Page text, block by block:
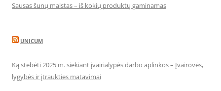
Sausas šunų maistas – iš kokių produktų gaminamas
UNICUM
Ką stebėti 2025 m. siekiant įvairialypės darbo aplinkos – Įvairovės,
lygybės ir įtraukties matavimai